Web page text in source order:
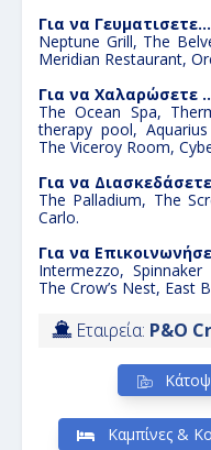
Για να Γευματισετε…
Neptune Grill, The
Meridian Restaurant,
Για να Χαλαρώσετε
The Ocean Spa,
therapy pool,
The Viceroy Room,
Για να
The Palladium, The
Carlo.
Για να
Intermezzo,
The Crow’s Nest, East
Εταιρεία: P&O
Καμπίνες &